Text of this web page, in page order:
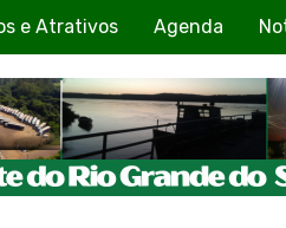
e Atrativos Agenda